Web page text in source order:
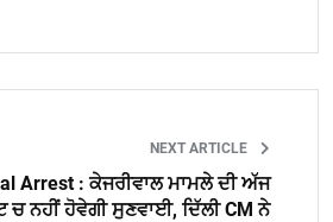
NEXT ARTICLE
Arrest : ਕੇਜਰੀਵਾਲ ਮਾਮਲੇ ਦੀ ਅੱਜ
ਚ ਨਹੀਂ ਹੋਵੇਗੀ ਸੁਣਵਾਈ, ਦਿੱਲੀ CM ਨੇ